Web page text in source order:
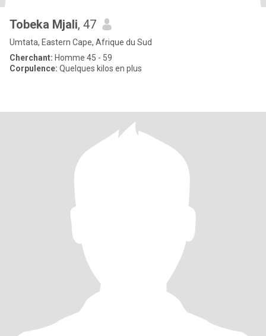
Tobeka Mjali, 47
Umtata, Eastern Cape, Afrique du Sud
Cherchant: Homme 45 - 59
Corpulence: Quelques kilos en plus